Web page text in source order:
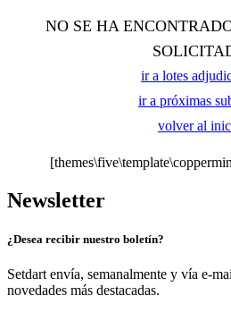
NO SE HA
ir a lotes
ir a próximas
volver al
Newsletter
¿Desea recibir nuestro boletín?
Setdart envía, semanalmente y vía e-
novedades más destacadas.